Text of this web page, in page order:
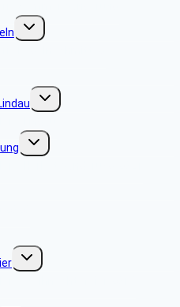
Untermenü
umschalten
Untermenü
umschalten
Untermenü
umschalten
Untermenü
umschalten